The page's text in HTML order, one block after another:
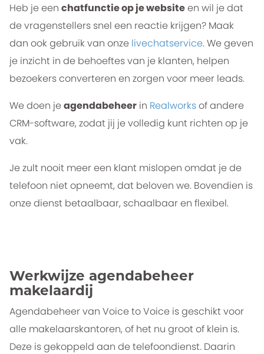
Heb je een chatfunctie op je websiteen wil je dat
de vragenstellers snel een reactie krijgen? Maak
dan ook gebruik van onze livechatservice. We geven
je inzicht in de behoeftes van je klanten, helpen
bezoekers converteren en zorgen voor meer leads.
We doen jeagendabeheer in Realworksof andere
CRM-software, zodat jij je volledig kunt richten op je
vak.
Je zult nooit meer een klant mislopen omdat je de
telefoon niet opneemt, dat beloven we. Bovendien is
onze dienst betaalbaar, schaalbaar en flexibel.
Werkwijze agendabeheer
makelaardij
Agendabeheer van Voice to Voice is geschikt voor
alle makelaarskantoren, of het nu groot of klein is.
Deze is gekoppeld aan de telefoondienst. Daarin